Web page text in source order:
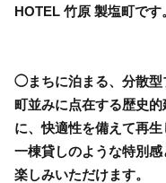
HOTEL 竹原 製塩町です
◯まちに泊まる、分散型
町並みに点在する歴史
に、快適性を備えて再生
一棟貸しのような特別
楽しみいただけます。